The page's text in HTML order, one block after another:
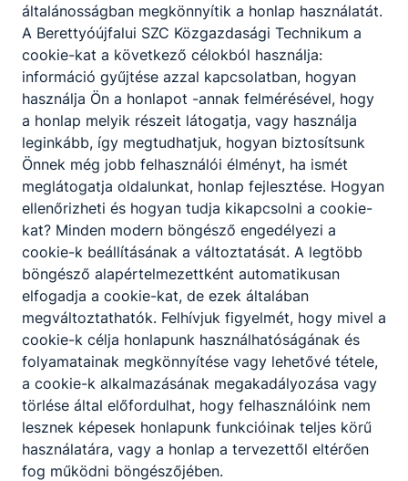
KKK PTT
Szoftverfejlesztő és -tesztelő
KKK PTT
Elektronika és elektrotechnika
Ipari informatikai technikus
KKK PTT
Gazdálkodás és menedzsment
Pénzügyi-számviteli ügyintéző
Turizmus-vendéglátás
általánosságban megkönnyítik a honlap használatát.
A Berettyóújfalui SZC Közgazdasági Technikum a
cookie-kat a következő célokból használja:
információ gyűjtése azzal kapcsolatban, hogyan
használja Ön a honlapot -annak felmérésével, hogy
a honlap melyik részeit látogatja, vagy használja
leginkább, így megtudhatjuk, hogyan biztosítsunk
Önnek még jobb felhasználói élményt, ha ismét
meglátogatja oldalunkat, honlap fejlesztése. Hogyan
ellenőrizheti és hogyan tudja kikapcsolni a cookie-
kat? Minden modern böngésző engedélyezi a
cookie-k beállításának a változtatását. A legtöbb
böngésző alapértelmezettként automatikusan
elfogadja a cookie-kat, de ezek általában
megváltoztathatók. Felhívjuk figyelmét, hogy mivel a
cookie-k célja honlapunk használhatóságának és
folyamatainak megkönnyítése vagy lehetővé tétele,
a cookie-k alkalmazásának megakadályozása vagy
törlése által előfordulhat, hogy felhasználóink nem
lesznek képesek honlapunk funkcióinak teljes körű
használatára, vagy a honlap a tervezettől eltérően
fog működni böngészőjében.